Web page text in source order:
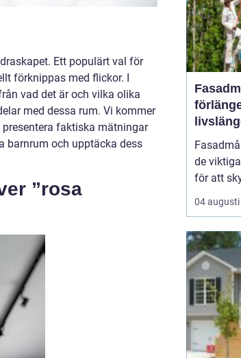
Ett populärt val för
förknippas med flickor. I
vad det är och vilka olika
med dessa rum. Vi kommer
faktiska mätningar
barnrum och upptäcka dess
”rosa
de
för att
mot
slitage
04